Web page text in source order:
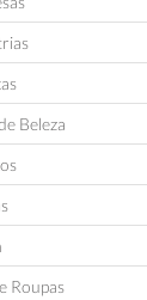
Beleza
Roupas